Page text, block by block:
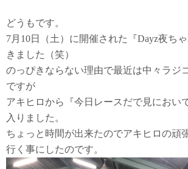
どうもです。
7月10日（土）に開催された『Dayz夜ち
きました（笑）
のっぴきならない理由で最近は中々ラジ
ですが
アキヒロから『今日レースだで見におい
入りました。
ちょっと時間が出来たのでアキヒロの頑
行く事にしたのです。